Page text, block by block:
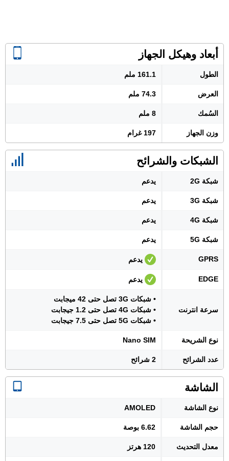
أبعاد وهيكل الجهاز
الطول 161.1 ملم
العرض 74.3 ملم
السُمك 8 ملم
وزن الجهاز 197 غرام
الشبكات والشرائح
شبكة 2G يدعم
شبكة 3G يدعم
شبكة 4G يدعم
شبكة 5G يدعم
GPRS يدعم
EDGE يدعم
سرعة انترنت
• شبكات 3G تصل حتى 42 ميجابت
• شبكات 4G تصل حتى 1.2 جيجابت
• شبكات 5G تصل حتى 7.5 جيجابت
نوع الشريحة Nano SIM
عدد الشرائح 2 شرائح
الشاشة
نوع الشاشة AMOLED
حجم الشاشة 6.62 بوصة
معدل التحديث 120 هرتز